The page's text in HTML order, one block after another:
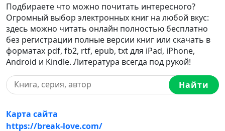
Подбираете что можно почитать интересного?
Огромный выбор электронных книг на любой вкус:
здесь можно читать онлайн полностью бесплатно
без регистрации полные версии книг или скачать в
форматах pdf, fb2, rtf, epub, txt для iPad, iPhone,
Android и Kindle. Литература всегда под рукой!
Найти
Карта сайта
https://break-love.com/